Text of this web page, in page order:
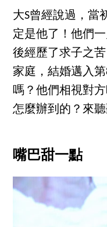
大S曾經說過，當
定是他了！他們
後經歷了求子之
家庭，結婚邁入
嗎？他們相視對
怎麼辦到的？來
嘴巴甜一點